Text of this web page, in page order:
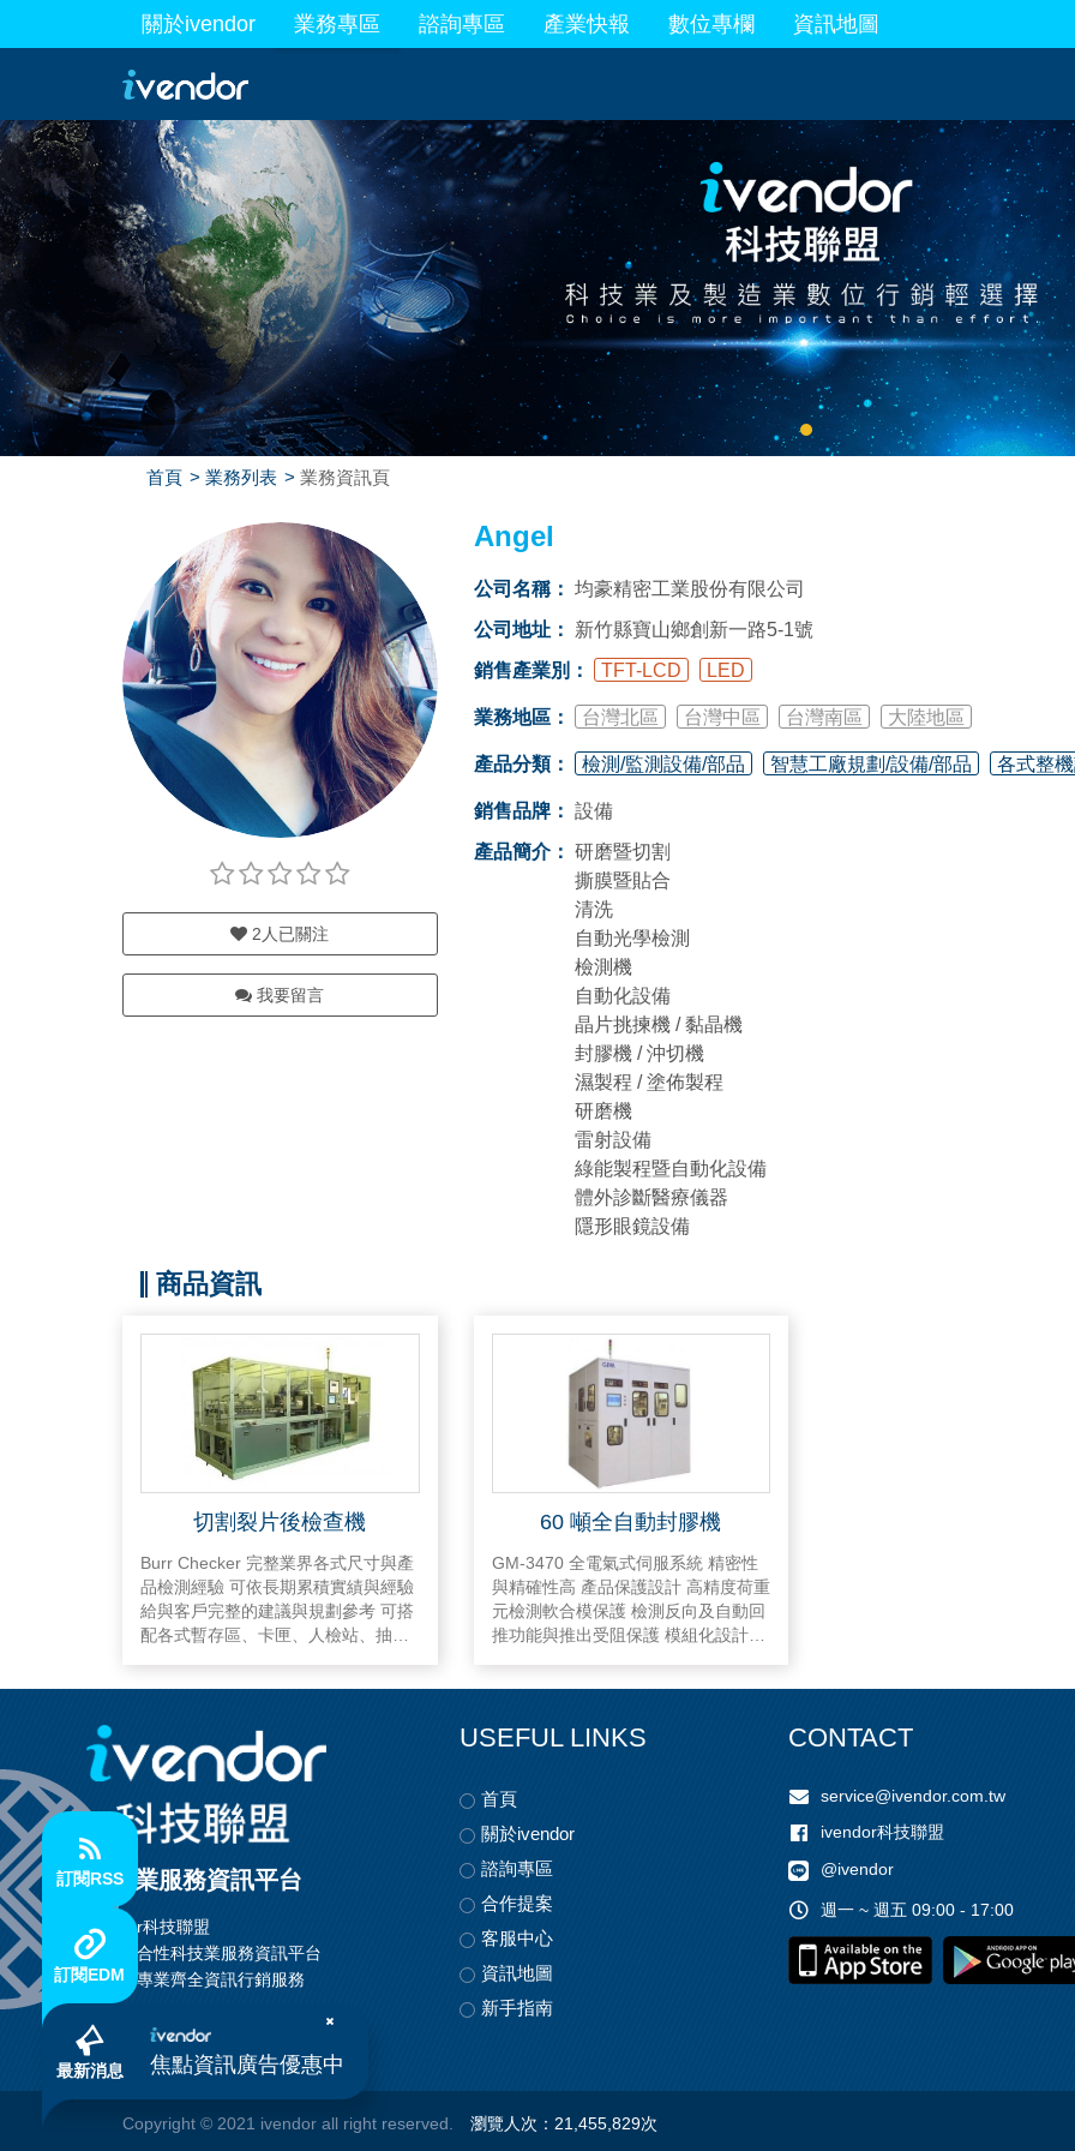
關於ivendor 業務專區
最新業務 諮詢專區 產業快報 數位專欄 資訊地圖
首頁 業務列表 業務資訊頁
2 人已關注
我要留言
Angel
公司名稱： 均豪精密工業股份有限公司
公司地址：
新竹縣寶山鄉創新一路5-1號
銷售產業別：
TFT-LCD LED
業務地區： 台灣北區 台灣中區 台灣南區 大陸地區
產品分類： 檢測/監測設備/部品 智慧工廠規劃/設備/部品 各式整
銷售品牌： 設備
產品簡介： 研磨暨切割
撕膜暨貼合
清洗
自動光學檢測
檢測機
自動化設備
晶片挑揀機 / 黏晶機
封膠機 / 沖切機
濕製程 / 塗佈製程
研磨機
雷射設備
綠能製程暨自動化設備
體外診斷醫療儀器
隱形眼鏡設備
商品資訊
切割裂片後檢查機
Burr Checker 完整業界各式尺寸與產
品檢測經驗 可依長期累積實績與經驗
給與客戶完整的建議與規劃參考 可搭
配各式暫存區、卡匣、人檢站、抽
計以符合客戶操作習慣 可將統計資料
電子檔上傳工廠製造系統或直接報表
輸出(CVS格式) 完整的教育訓練與技
術支援服務體系
60 噸全自動封膠機
GM-3470 全電氣式伺服系統 精密性
與精確性高 產品保護設計 高精度荷重
元檢測軟合模保護 檢測反向及自動回
推功能與推出受阻保護 模組化設計
訂閱RSS
訂閱EDM
最新消息 焦點資訊廣告優惠中
科技業服務資訊平台
ivendor科技聯盟
首創整合性科技業服務資訊平台
提供最專業齊全資訊行銷服務
USEFUL LINKS
首頁
關於ivendor
諮詢專區
合作提案
客服中心
資訊地圖
新手指南
CONTACT
service@ivendor.com.tw
ivendor科技聯盟
@ivendor
週一 ~ 週五 09:00 - 17:00
Copyright © 2021 ivendor all right reserved. 瀏覽人次： 21,455,829次